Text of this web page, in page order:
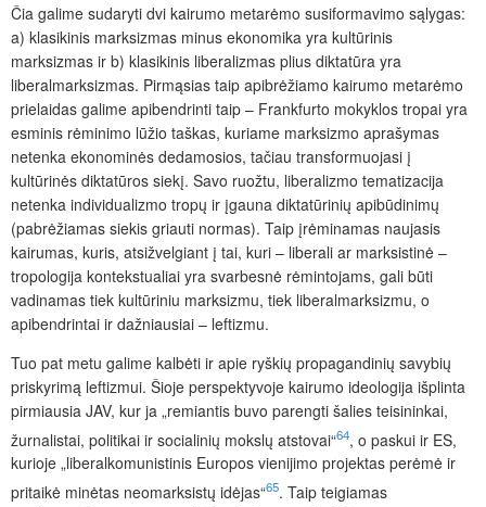
Čia galime sudaryti dvi kairumo metarėmo susiformavimo sąlygas:
a) klasikinis marksizmas minus ekonomika yra kultūrinis
marksizmas ir b) klasikinis liberalizmas plius diktatūra yra
liberalmarksizmas. Pirmąsias taip apibrėžiamo kairumo metarėmo
prielaidas galime apibendrinti taip – Frankfurto mokyklos tropai yra
esminis rėminimo lūžio taškas, kuriame marksizmo aprašymas
netenka ekonominės dedamosios, tačiau transformuojasi į
kultūrinės diktatūros siekį. Savo ruožtu, liberalizmo tematizacija
netenka individualizmo tropų ir įgauna diktatūrinių apibūdinimų
(pabrėžiamas siekis griauti normas). Taip įrėminamas naujasis
kairumas, kuris, atsižvelgiant į tai, kuri – liberali ar marksistinė –
tropologija kontekstualiai yra svarbesnė rėmintojams, gali būti
vadinamas tiek kultūriniu marksizmu, tiek liberalmarksizmu, o
apibendrintai ir dažniausiai – leftizmu.
Tuo pat metu galime kalbėti ir apie ryškių propagandinių savybių
priskyrimą leftizmui. Šioje perspektyvoje kairumo ideologija išplinta
pirmiausia JAV, kur ja „remiantis buvo parengti šalies teisininkai,
žurnalistai, politikai ir socialinių mokslų atstovai“64, o paskui ir ES,
kurioje „liberalkomunistinis Europos vienijimo projektas perėmė ir
pritaikė minėtas neomarksistų idėjas“65. Taip teigiamas